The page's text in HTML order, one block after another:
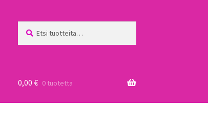
0,00 € 0 tuotetta